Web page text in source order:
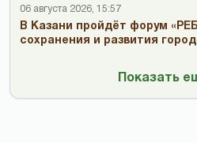
06 августа 2026, 15:57
В Казани пройдёт форум
сохранения и развития
Показать